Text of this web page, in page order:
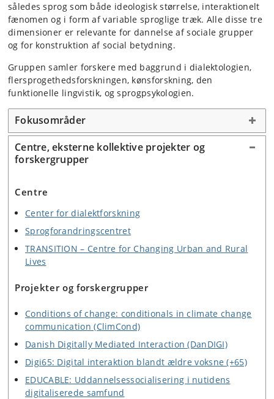
således sprog som både ideologisk størrelse, interaktionelt
fænomen og i form af variable sproglige træk. Alle disse tre
dimensioner er relevante for dannelse af sociale grupper
og for konstruktion af social betydning.
Gruppen samler forskere med baggrund i dialektologien,
flersprogethedsforskningen, kønsforskning, den
funktionelle lingvistik, og sprogpsykologien.
Fokusområder
Centre, eksterne kollektive projekter og
forskergrupper
Centre
Center for dialektforskning
Sprogforandringscentret
TRANSITION – Centre for Changing Urban and Rural
Lives
Projekter og forskergrupper
Conditions of change: conditionals in climate change
communication (ClimCond)
Danish Digitally Mediated Interaction (DanDIGI)
Digi65: Digital interaktion blandt ældre voksne (+65)
EDUCABLE: Uddannelsessocialisering i nutidens
digitaliserede samfund